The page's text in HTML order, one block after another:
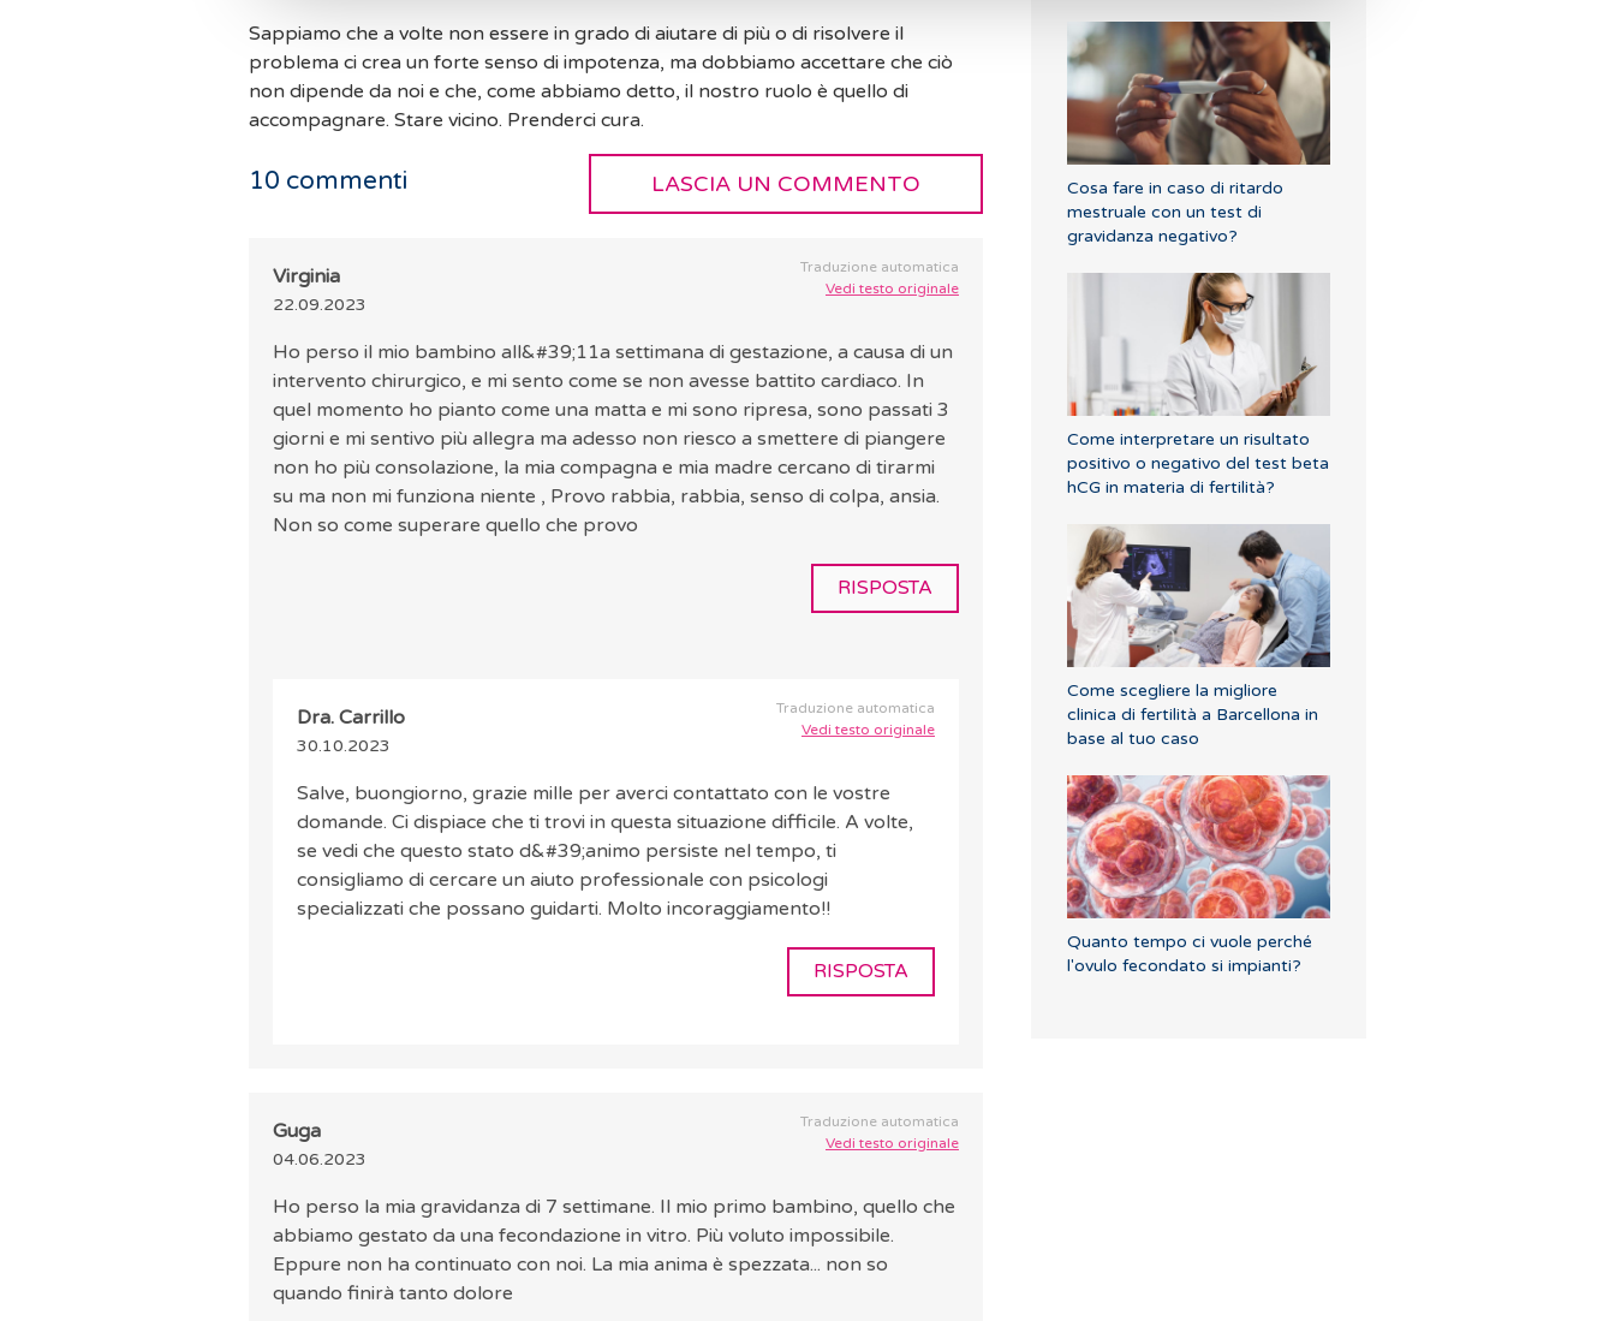
Sappiamo che a volte non essere in grado di aiutare di più o di risolvere il
problema ci crea un forte senso di impotenza, ma dobbiamo accettare che ciò
non dipende da noi e che, come abbiamo detto, il nostro ruolo è quello di
accompagnare. Stare vicino. Prenderci cura.
LASCIA UN COMMENTO
10 commenti
Traduzione automatica
Vedi testo originale
Virginia
22.09.2023
Ho perso il mio bambino all&#39;11a settimana di gestazione, a causa di un
intervento chirurgico, e mi sento come se non avesse battito cardiaco. In
quel momento ho pianto come una matta e mi sono ripresa, sono passati 3
giorni e mi sentivo più allegra ma adesso non riesco a smettere di piangere
non ho più consolazione, la mia compagna e mia madre cercano di tirarmi
su ma non mi funziona niente , Provo rabbia, rabbia, senso di colpa, ansia.
Non so come superare quello che provo
RISPOSTA
Traduzione automatica
Vedi testo originale
Dra. Carrillo
30.10.2023
Salve, buongiorno, grazie mille per averci contattato con le vostre
domande. Ci dispiace che ti trovi in questa situazione difficile. A volte,
se vedi che questo stato d&#39;animo persiste nel tempo, ti
consigliamo di cercare un aiuto professionale con psicologi
specializzati che possano guidarti. Molto incoraggiamento!!
RISPOSTA
Traduzione automatica
Vedi testo originale
Guga
04.06.2023
Ho perso la mia gravidanza di 7 settimane. Il mio primo bambino, quello che
abbiamo gestato da una fecondazione in vitro. Più voluto impossibile.
Eppure non ha continuato con noi. La mia anima è spezzata... non so
quando finirà tanto dolore
Cosa fare in caso di ritardo
mestruale con un test di
gravidanza negativo?
Come interpretare un risultato
positivo o negativo del test beta
hCG in materia di fertilità?
Come scegliere la migliore
clinica di fertilità a Barcellona in
base al tuo caso
Quanto tempo ci vuole perché
l'ovulo fecondato si impianti?